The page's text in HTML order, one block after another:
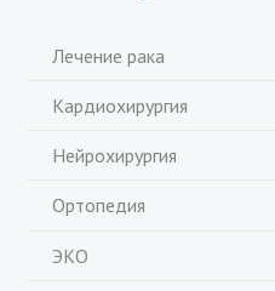
Лечение рака
Кардиохирургия
Нейрохирургия
Ортопедия
ЭКО